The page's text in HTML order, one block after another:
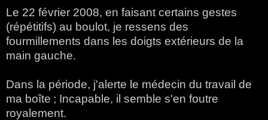
Le 22 février 2008, en faisant certains gestes
(répétitifs) au boulot, je ressens des
fourmillements dans les doigts extérieurs de la
main gauche.
Dans la période, j'alerte le médecin du travail de
ma boîte ; Incapable, il semble s'en foutre
royalement.